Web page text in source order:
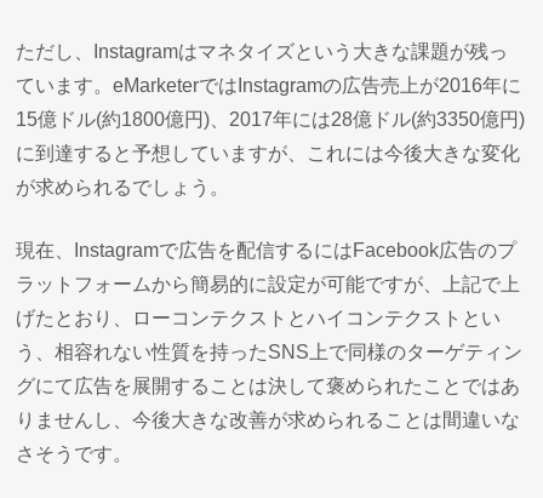
ただし、Instagramはマネタイズという大きな課題が残っ
ています。eMarketerではInstagramの広告売上が2016年に
15億ドル(約1800億円)、2017年には28億ドル(約3350億円)
に到達すると予想していますが、これには今後大きな変化
が求められるでしょう。
現在、Instagramで広告を配信するにはFacebook広告のプ
ラットフォームから簡易的に設定が可能ですが、上記で上
げたとおり、ローコンテクストとハイコンテクストとい
う、相容れない性質を持ったSNS上で同様のターゲティン
グにて広告を展開することは決して褒められたことではあ
りませんし、今後大きな改善が求められることは間違いな
さそうです。